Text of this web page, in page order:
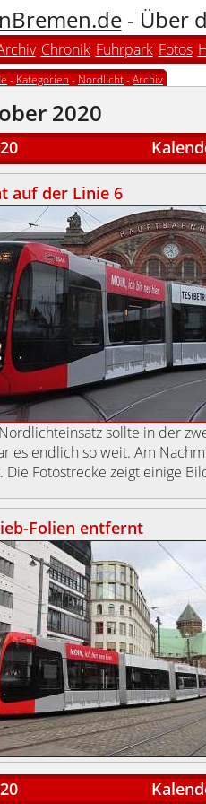
- Über
Chronik Fuhrpark Fotos
- Kategorien - Nordlicht-Archiv
2020
auf der Linie 6
sollte in der
es endlich so weit. Am
Die Fotostrecke zeigt einige
Folien entfernt